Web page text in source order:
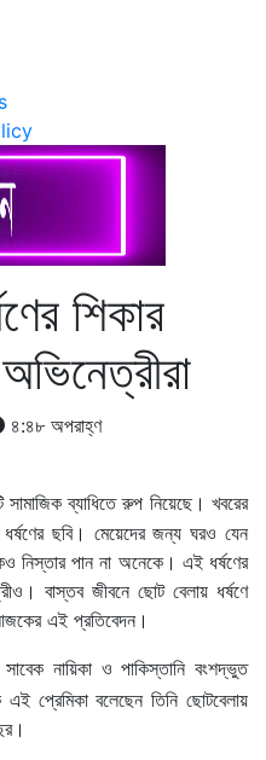
শিকার
৪:৪৮ অপরাহ্ণ
সামাজিক ব্যাধিতে রুপ নিয়েছে। খবরের
ছবি। মেয়েদের জন্য ঘরও যেন
নিস্তার পান না অনেকে। এই ধর্ষণের
বাস্তব জীবনে ছোট বেলায় ধর্ষণে
এই প্রতিবেদন।
নায়িকা ও পাকিস্তানি বংশদ্ভুত
প্রেমিকা বলেছেন তিনি ছোটবেলায়